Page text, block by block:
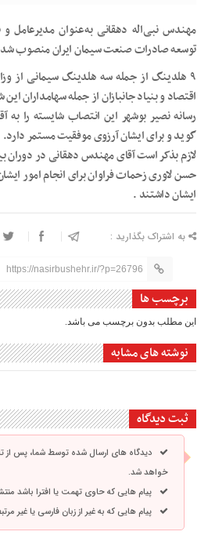
مهندس نبی‌اله دهقانی به‌عنوان
توسعه صادرات صنعت سیمان ایران منصوب
۹ هلدینگ از جمله سه هلدینگ سیمانی از
اقتصاد و بنیاد جانبازان از جمله سهامداران
رسانه نصیر بوشهر این انتصاب شایسته را
گوید و برای ایشان آرزوی موفقیت مستمر دارد.
لازم بذکر است آقای مهندس دهقانی در دوران
حسن لاوری زحمات فراوان برای انجام امور
ایشان داشتند .
به اشتراک بگذارید :
https://nasirbushehr.ir/?p=26796
برچسب ها
این مطلب بدون برچسب می باشد.
نوشته های مشابه
ثبت دیدگاه
دیدگاه های ارسال شده توسط شما، پس از
خواهد شد.
پیام هایی که حاوی تهمت یا افترا باشد
پیام هایی که به غیر از زبان فارسی یا غیر